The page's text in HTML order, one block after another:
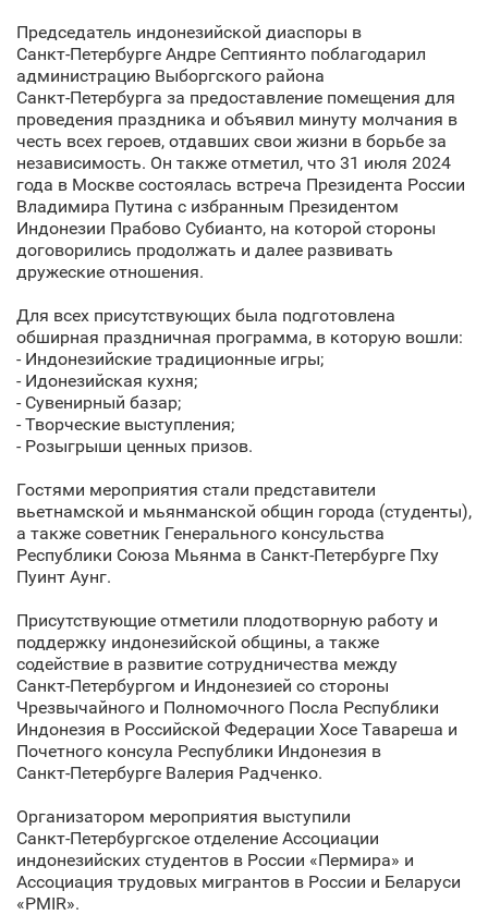
Председатель индонезийской диаспоры в
Санкт‑Петербурге Андре Септиянто поблагодарил
администрацию Выборгского района
Санкт‑Петербурга за предоставление помещения для
проведения праздника и объявил минуту молчания в
честь всех героев, отдавших свои жизни в борьбе за
независимость. Он также отметил, что 31 июля 2024
года в Москве состоялась встреча Президента России
Владимира Путина с избранным Президентом
Индонезии Прабово Субианто, на которой стороны
договорились продолжать и далее развивать
дружеские отношения.
Для всех присутствующих была подготовлена
обширная праздничная программа, в которую вошли:
- Индонезийские традиционные игры;
- Идонезийская кухня;
- Сувенирный базар;
- Творческие выступления;
- Розыгрыши ценных призов.
Гостями мероприятия стали представители
вьетнамской и мьянманской общин города (студенты),
а также советник Генерального консульства
Республики Союза Мьянма в Санкт‑Петербурге Пху
Пуинт Аунг.
Присутствующие отметили плодотворную работу и
поддержку индонезийской общины, а также
содействие в развитие сотрудничества между
Санкт‑Петербургом и Индонезией со стороны
Чрезвычайного и Полномочного Посла Республики
Индонезия в Российской Федерации Хосе Тавареша и
Почетного консула Республики Индонезия в
Санкт‑Петербурге Валерия Радченко.
Организатором мероприятия выступили
Санкт‑Петербургское отделение Ассоциации
индонезийских студентов в России «Пермира» и
Ассоциация трудовых мигрантов в России и Беларуси
«PMIR».